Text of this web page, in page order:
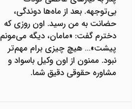
بی‌توجهه. بعد از ماه‌ها دوندگی،
حضانت به من رسید. اون روزی که
دخترم گفت: «مامان، دیگه می‌مونم
پیشت»… هیچ چیزی برام مهم‌تر
نبود. ممنون از اون وکیل باسواد و
مشاوره حقوقی دقیق شما.